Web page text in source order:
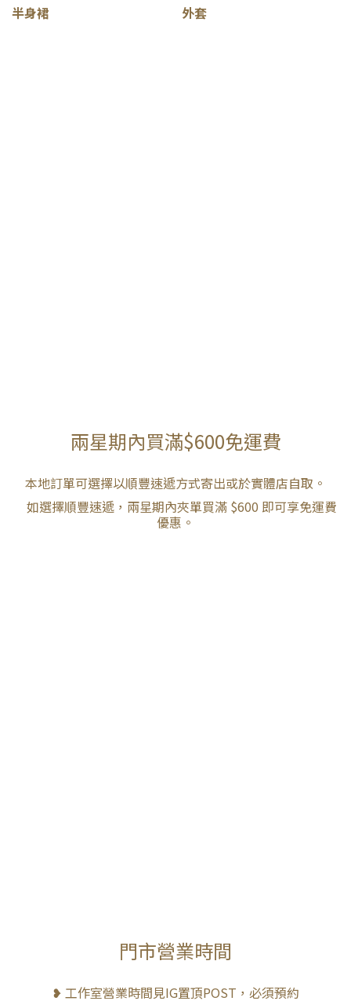
半身裙 外套
兩星期內買滿$600免運費
本地訂單可選擇以順豐速遞方式寄出或於實體店自取。
如選擇順豐速遞，兩星期內夾單買滿 $600 即可享免運費
優惠。
門市營業時間
❥ 工作室營業時間見IG置頂POST，必須預約